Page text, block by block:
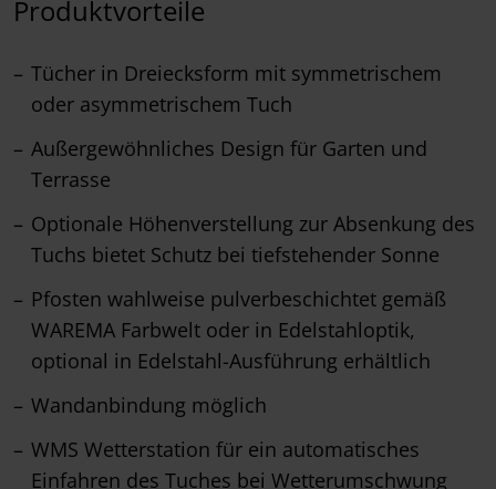
Produktvorteile
Tücher in Dreiecksform mit symmetrischem
oder asymmetrischem Tuch
Außergewöhnliches Design für Garten und
Terrasse
Optionale Höhenverstellung zur Absenkung des
Tuchs bietet Schutz bei tiefstehender Sonne
Pfosten wahlweise pulverbeschichtet gemäß
WAREMA Farbwelt oder in Edelstahloptik,
optional in Edelstahl-Ausführung erhältlich
Wandanbindung möglich
WMS Wetterstation für ein automatisches
Einfahren des Tuches bei Wetterumschwung